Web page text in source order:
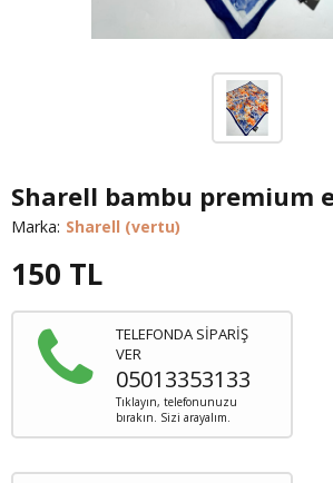
Sharell bambu premium
Marka: Sharell (vertu)
150 TL
TELEFONDA SİPARİŞ
VER
05013353133
Tıklayın, telefonunuzu
bırakın. Sizi arayalım.